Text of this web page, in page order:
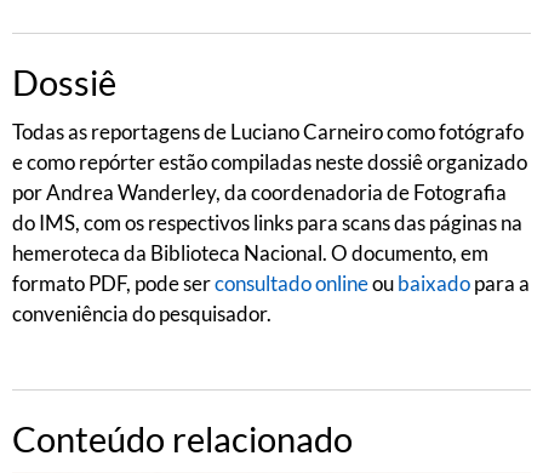
Dossiê
Todas as reportagens de Luciano Carneiro como fotógrafo
e como repórter estão compiladas neste dossiê organizado
por Andrea Wanderley, da coordenadoria de Fotografia
do IMS, com os respectivos links para scans das páginas na
hemeroteca da Biblioteca Nacional. O documento, em
formato PDF, pode serconsultado onlineoubaixadopara a
conveniência do pesquisador.
Conteúdo relacionado